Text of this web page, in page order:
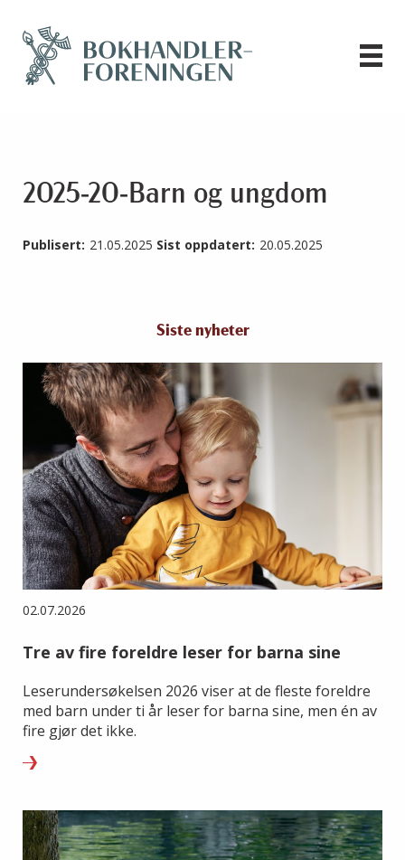
2025-20-Barn og ungdom
Publisert: 21.05.2025 Sist oppdatert: 20.05.2025
Siste nyheter
02.07.2026
Tre av fire foreldre leser for barna sine
Leserundersøkelsen 2026 viser at de fleste foreldre
med barn under ti år leser for barna sine, men én av
fire gjør det ikke.